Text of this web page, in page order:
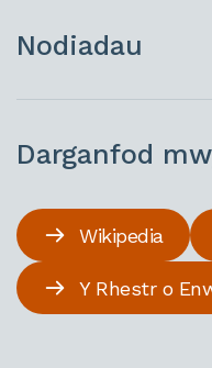
Nodiadau
Darganfod
Wikipedia
Y Rhestr o